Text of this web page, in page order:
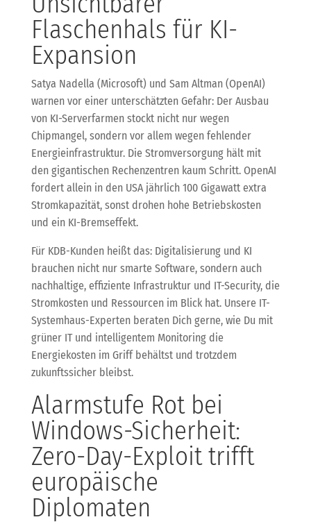
Flaschenhals für KI-
Expansion
Satya Nadella (Microsoft) und Sam Altman (OpenAI)
warnen vor einer unterschätzten Gefahr: Der Ausbau
von KI-Serverfarmen stockt nicht nur wegen
Chipmangel, sondern vor allem wegen fehlender
Energieinfrastruktur. Die Stromversorgung hält mit
den gigantischen Rechenzentren kaum Schritt. OpenAI
fordert allein in den USA jährlich 100 Gigawatt extra
Stromkapazität, sonst drohen hohe Betriebskosten
und ein KI-Bremseffekt.
Für KDB-Kunden heißt das: Digitalisierung und KI
brauchen nicht nur smarte Software, sondern auch
nachhaltige, effiziente Infrastruktur und IT-Security, die
Stromkosten und Ressourcen im Blick hat. Unsere IT-
Systemhaus-Experten beraten Dich gerne, wie Du mit
grüner IT und intelligentem Monitoring die
Energiekosten im Griff behältst und trotzdem
zukunftssicher bleibst.
Alarmstufe Rot bei
Windows-Sicherheit:
Zero-Day-Exploit trifft
europäische
Diplomaten